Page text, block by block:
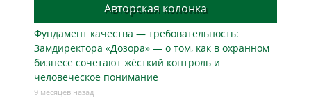
Авторская колонка
Фундамент качества — требовательность:
Замдиректора «Дозора» — о том, как в охранном
бизнесe сочетают жёсткий контроль и
человеческое понимание
9 месяцев назад